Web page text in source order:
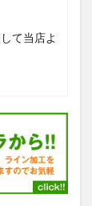
て当店よ